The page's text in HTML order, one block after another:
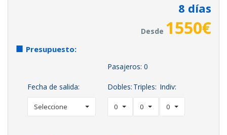
8 días
Desde 1550€
Presupuesto:
Fecha de salida:
Seleccione
Pasajeros: 0
Dobles:
0
Triples:
0
Indiv:
0